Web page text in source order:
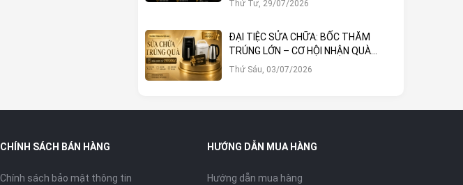
Thứ Tư, 29/07/2026
ĐẠI TIỆC SỬA CHỮA: BỐC THĂM
TRÚNG LỚN – CƠ HỘI NHẬN QUÀ
KHỦNG TẠI HOÀNG ANH MOBILE
Thứ Sáu, 03/07/2026
CHÍNH SÁCH BÁN HÀNG
Chính sách bảo mật thông tin
HƯỚNG DẪN MUA HÀNG
Hướng dẫn mua hàng